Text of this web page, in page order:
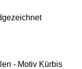
- Motiv Kürbis